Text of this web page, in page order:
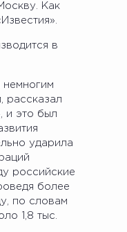
Как
в
немногим
рассказал
и это был
ударила
российские
более
по словам
1,8 тыс.